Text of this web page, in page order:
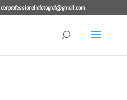
denprofessionellefotograf@gmail.com